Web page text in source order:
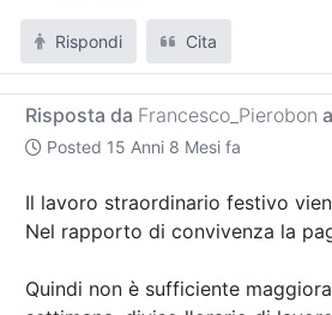
Rispondi Cita
Risposta da Francesco_Pierobon
Posted 15 Anni 8 Mesi fa
Il lavoro straordinario festivo
Nel rapporto di convivenza la
Quindi non è sufficiente